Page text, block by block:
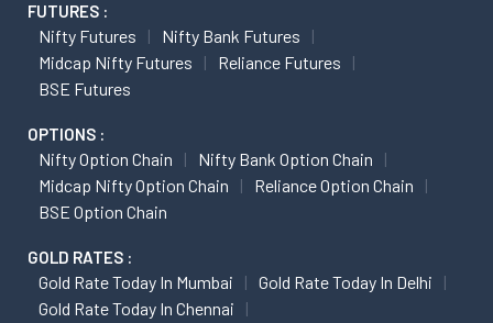
FUTURES :
Nifty Futures
Nifty Bank Futures
Midcap Nifty Futures
Reliance Futures
BSE Futures
OPTIONS :
Nifty Option Chain
Nifty Bank Option Chain
Midcap Nifty Option Chain
Reliance Option Chain
BSE Option Chain
GOLD RATES :
Gold Rate Today In Mumbai
Gold Rate Today In Delhi
Gold Rate Today In Chennai